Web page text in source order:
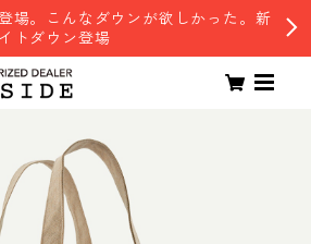
場。こんなダウンが欲しかった。新
トダウン登場